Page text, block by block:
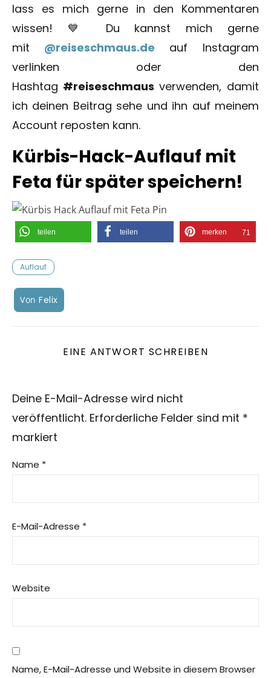
lass es mich gerne in den Kommentaren
wissen! 💙 Du kannst mich gerne
mit
@reiseschmaus.de
auf Instagram
verlinken oder den
Hashtag #reiseschmaus verwenden, damit
ich deinen Beitrag sehe und ihn auf meinem
Account reposten kann.
Kürbis-Hack-Auflauf mit
Feta für später speichern!
teilen teilen merken 71
Auflauf
Von Felix
EINE ANTWORT SCHREIBEN
Deine E-Mail-Adresse wird nicht
veröffentlicht. Erforderliche Felder sind mit *
markiert
Name *
E-Mail-Adresse *
Website
Name, E-Mail-Adresse und Website in diesem Browser